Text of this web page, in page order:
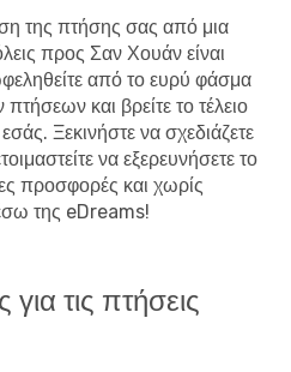
της πτήσης σας από μια
προς Σαν Χουάν είναι
από το ευρύ φάσμα
και βρείτε το τέλειο
Ξεκινήστε να σχεδιάζετε
να εξερευνήσετε το
προσφορές και χωρίς
της eDreams!
τις πτήσεις